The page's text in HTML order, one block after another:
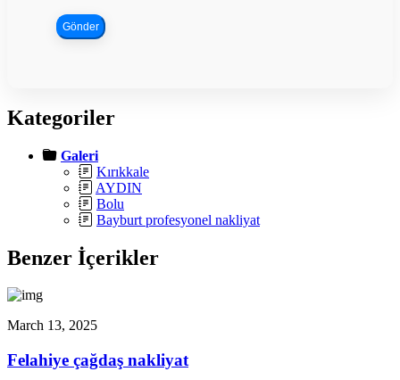
Gönder
Kategoriler
Galeri
Kırıkkale
AYDIN
Bolu
Bayburt profesyonel nakliyat
Benzer İçerikler
March 13, 2025
Felahiye çağdaş nakliyat